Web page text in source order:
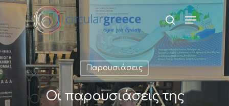
Hit enter to search or ESC to close
Παρουσιάσεις
Οι παρουσιάσεις της